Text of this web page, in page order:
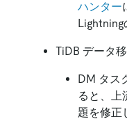
ハンター
Lightning
TiDB データ
DM タス
ると、上
題を修正